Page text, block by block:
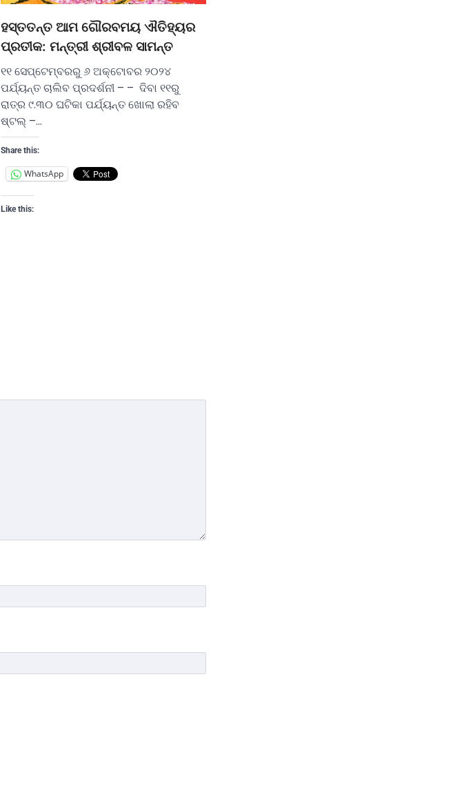
ହସ୍ତତନ୍ତ ଆମ ଗୌରବମୟ ଐତିହ୍ୟର
ପ୍ରତୀକ: ମନ୍ତ୍ରୀ ଶ୍ରୀବଳ ସାମନ୍ତ
୧୧ ସେପ୍ଟେମ୍ବରରୁ ୬ ଅକ୍ଟୋବର ୨୦୨୪
ପର୍ଯ୍ୟନ୍ତ ଚାଲିବ ପ୍ରଦର୍ଶନୀ – – ଦିବା ୧୧ରୁ
ରାତ୍ର ୯.୩୦ ଘଟିକା ପର୍ଯ୍ୟନ୍ତ ଖୋଲା ରହିବ
ଷ୍ଟଲ୍ –…
Share this:
WhatsApp
Like this: